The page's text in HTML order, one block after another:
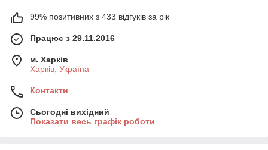
99% позитивних з 433 відгуків за рік
Працює з 29.11.2016
м. Харків
Харків, Україна
Контакти
Сьогодні вихідний
Показати весь графік роботи